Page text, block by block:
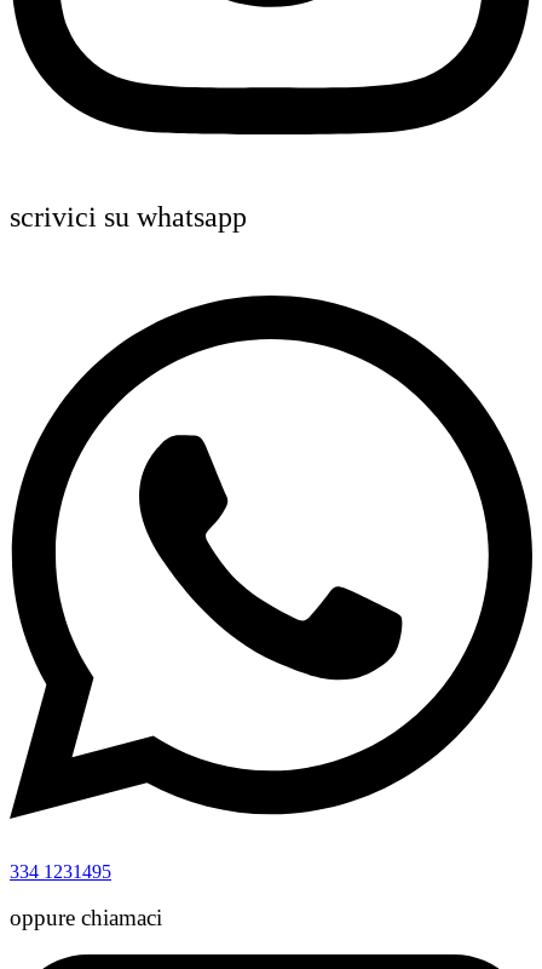
scrivici su whatsapp
334 1231495
oppure chiamaci